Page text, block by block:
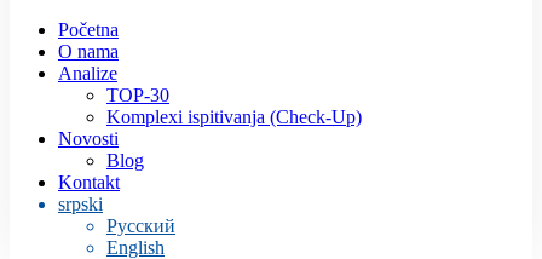
Početna
O nama
Analize
TOP-30
Komplexi ispitivanja (Check-Up)
Novosti
Blog
Kontakt
srpski
Русский
English